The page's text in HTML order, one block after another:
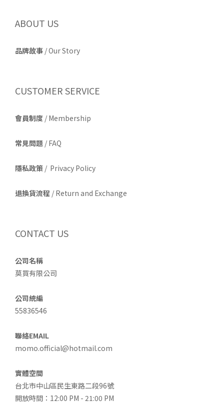
ABOUT US
品牌故事 /Our Story
CUSTOMER SERVICE
會員制度 / Membership
常見問題 / FAQ
隱私政策 / Privacy Policy
退換貨流程 / Return and Exchange
CONTACT US
公司名稱
莫買有限公司
公司統編
55836546
聯絡EMAIL
momo.official@hotmail.com
實體空間
台北市中山區民生東路二段96號
開放時間：12:00 PM - 21:00 PM